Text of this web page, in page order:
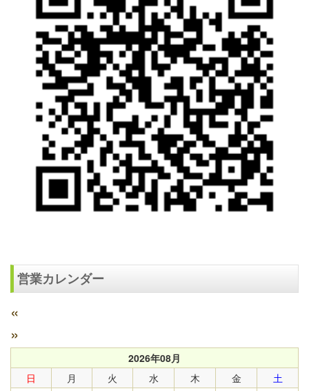
営業カレンダー
«
»
2026年08月
日
月 火 水 木 金
土